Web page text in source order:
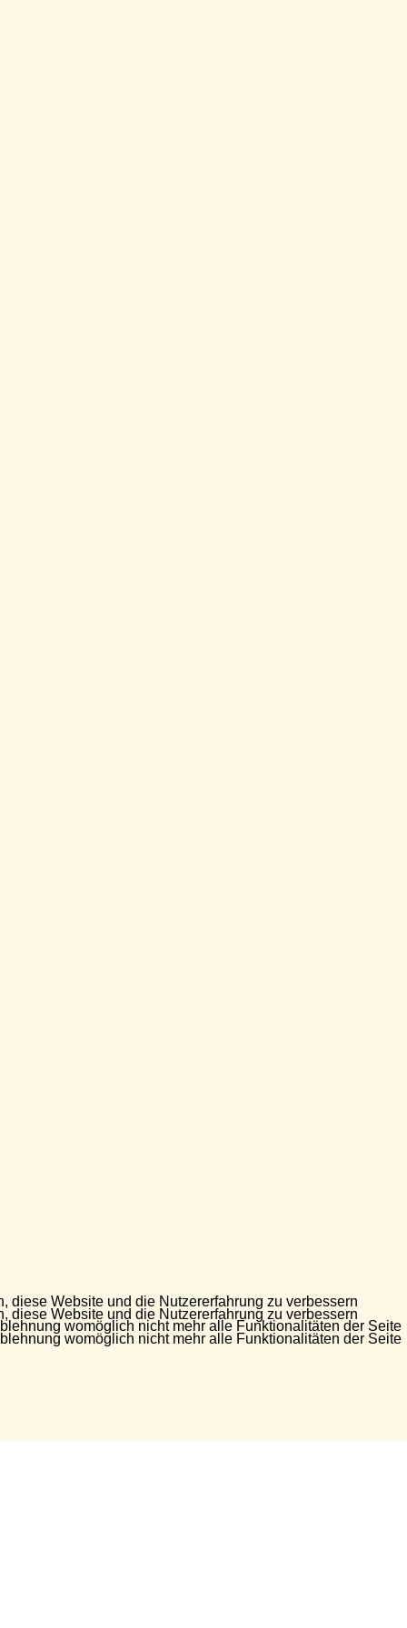
diese Website und die Nutzererfahrung zu verbessern
womöglich nicht mehr alle Funktionalitäten der Seite
diese Website und die Nutzererfahrung zu verbessern
womöglich nicht mehr alle Funktionalitäten der Seite